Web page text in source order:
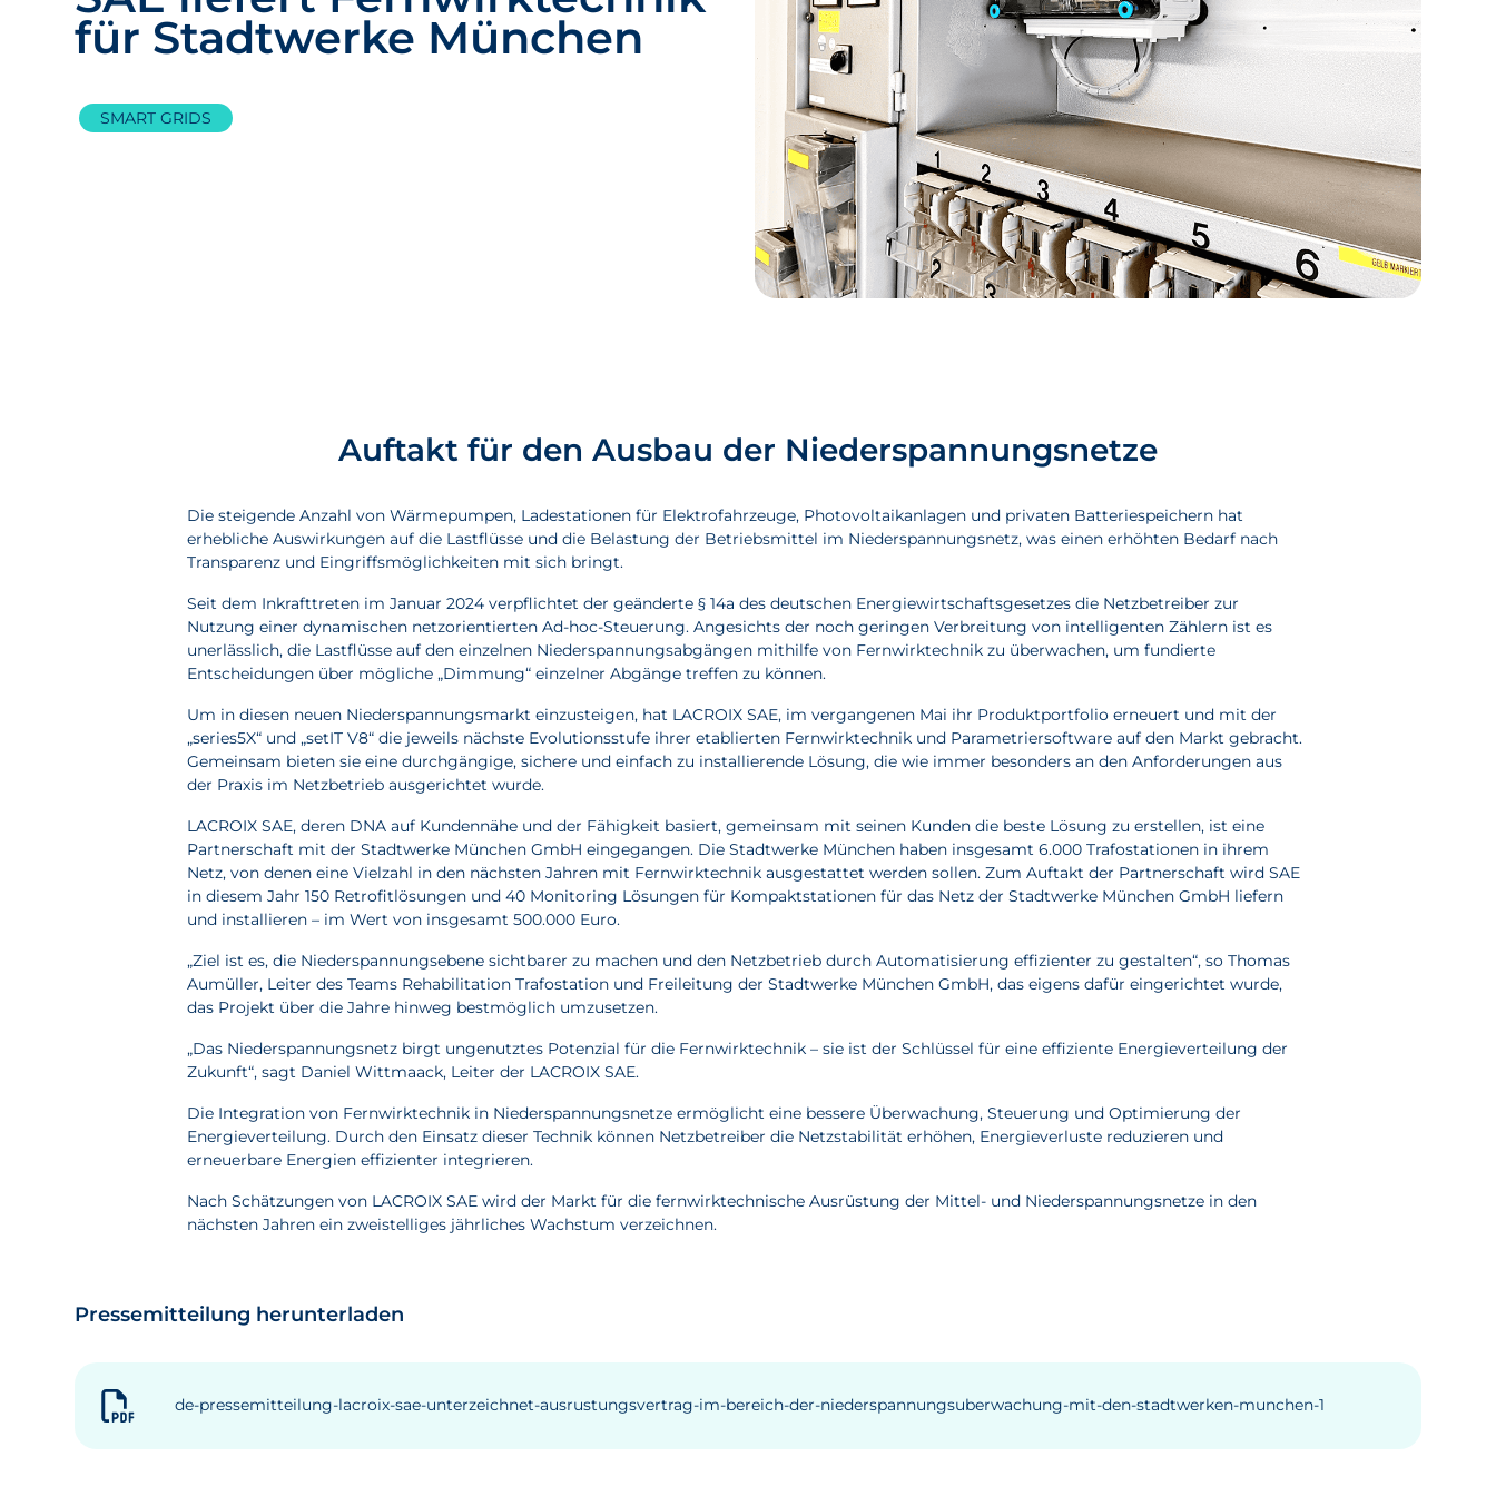
für Stadtwerke München
SMART GRIDS
Auftakt für den Ausbau der Niederspannungsnetze
Die steigende Anzahl von Wärmepumpen, Ladestationen für Elektrofahrzeuge, Photovoltaikanlagen und privaten Batteriespeichern hat
erhebliche Auswirkungen auf die Lastflüsse und die Belastung der Betriebsmittel im Niederspannungsnetz, was einen erhöhten Bedarf nach
Transparenz und Eingriffsmöglichkeiten mit sich bringt.
Seit dem Inkrafttreten im Januar 2024 verpflichtet der geänderte § 14a des deutschen Energiewirtschaftsgesetzes die Netzbetreiber zur
Nutzung einer dynamischen netzorientierten Ad-hoc-Steuerung. Angesichts der noch geringen Verbreitung von intelligenten Zählern ist es
unerlässlich, die Lastflüsse auf den einzelnen Niederspannungsabgängen mithilfe von Fernwirktechnik zu überwachen, um fundierte
Entscheidungen über mögliche „Dimmung“ einzelner Abgänge treffen zu können.
Um in diesen neuen Niederspannungsmarkt einzusteigen, hat LACROIX SAE, im vergangenen Mai ihr Produktportfolio erneuert und mit der
„series5X“ und „setIT V8“ die jeweils nächste Evolutionsstufe ihrer etablierten Fernwirktechnik und Parametriersoftware auf den Markt gebracht.
Gemeinsam bieten sie eine durchgängige, sichere und einfach zu installierende Lösung, die wie immer besonders an den Anforderungen aus
der Praxis im Netzbetrieb ausgerichtet wurde.
LACROIX SAE, deren DNA auf Kundennähe und der Fähigkeit basiert, gemeinsam mit seinen Kunden die beste Lösung zu erstellen, ist eine
Partnerschaft mit der Stadtwerke München GmbH eingegangen. Die Stadtwerke München haben insgesamt 6.000 Trafostationen in ihrem
Netz, von denen eine Vielzahl in den nächsten Jahren mit Fernwirktechnik ausgestattet werden sollen. Zum Auftakt der Partnerschaft wird SAE
in diesem Jahr 150 Retrofitlösungen und 40 Monitoring Lösungen für Kompaktstationen für das Netz der Stadtwerke München GmbH liefern
und installieren – im Wert von insgesamt 500.000 Euro.
„Ziel ist es, die Niederspannungsebene sichtbarer zu machen und den Netzbetrieb durch Automatisierung effizienter zu gestalten“, so Thomas
Aumüller, Leiter des Teams Rehabilitation Trafostation und Freileitung der Stadtwerke München GmbH, das eigens dafür eingerichtet wurde,
das Projekt über die Jahre hinweg bestmöglich umzusetzen.
„Das Niederspannungsnetz birgt ungenutztes Potenzial für die Fernwirktechnik – sie ist der Schlüssel für eine effiziente Energieverteilung der
Zukunft“, sagt Daniel Wittmaack, Leiter der LACROIX SAE.
Die Integration von Fernwirktechnik in Niederspannungsnetze ermöglicht eine bessere Überwachung, Steuerung und Optimierung der
Energieverteilung. Durch den Einsatz dieser Technik können Netzbetreiber die Netzstabilität erhöhen, Energieverluste reduzieren und
erneuerbare Energien effizienter integrieren.
Nach Schätzungen von LACROIX SAE wird der Markt für die fernwirktechnische Ausrüstung der Mittel- und Niederspannungsnetze in den
nächsten Jahren ein zweistelliges jährliches Wachstum verzeichnen.
Pressemitteilung herunterladen
de-pressemitteilung-lacroix-sae-unterzeichnet-ausrustungsvertrag-im-bereich-der-niederspannungsuberwachung-mit-den-stadtwerken-munchen-1